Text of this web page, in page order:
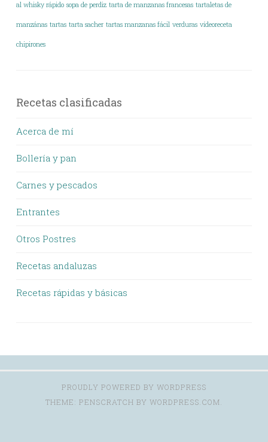
al whisky rápido sopa de perdiz tarta de manzanas francesas tartaletas de
manzánas tartas tarta sacher tartas manzanas fácil verduras vídeoreceta
chipirones
Recetas clasificadas
Acerca de mí
Bollería y pan
Carnes y pescados
Entrantes
Otros Postres
Recetas andaluzas
Recetas rápidas y básicas
PROUDLY POWERED BY WORDPRESS
THEME: PENSCRATCH BY WORDPRESS.COM